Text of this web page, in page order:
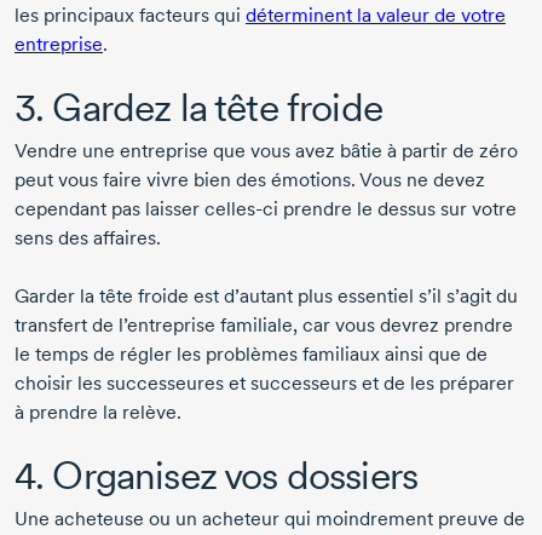
les principaux facteurs qui déterminent la valeur de votre
entreprise.
3. Gardez la tête froide
Vendre une entreprise que vous avez bâtie à partir de zéro
peut vous faire vivre bien des émotions. Vous ne devez
cependant pas laisser celles-ci prendre le dessus sur votre
sens des affaires.
Garder la tête froide est d’autant plus essentiel s’il s’agit du
transfert de l’entreprise familiale, car vous devrez prendre
le temps de régler les problèmes familiaux ainsi que de
choisir les successeures et successeurs et de les préparer
à prendre la relève.
4. Organisez vos dossiers
Une acheteuse ou un acheteur qui moindrement preuve de